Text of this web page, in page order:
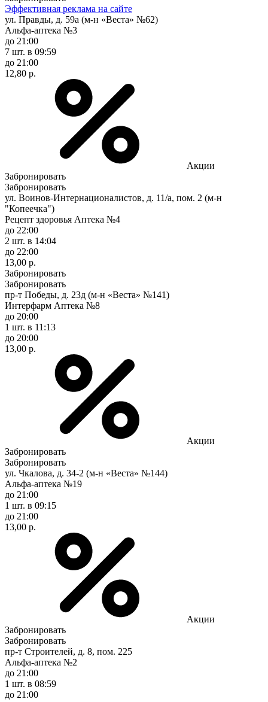
Эффективная реклама на сайте
ул. Правды, д. 59а (м-н «Веста» №62)
Альфа-аптека №3
до 21:00
7 шт. в 09:59
до 21:00
12,80 р.
Акции
Забронировать
Забронировать
ул. Воинов-Интернационалистов, д. 11/а, пом. 2 (м-н
"Копеечка")
Рецепт здоровья Аптека №4
до 22:00
2 шт. в 14:04
до 22:00
13,00 р.
Забронировать
Забронировать
пр-т Победы, д. 23д (м-н «Веста» №141)
Интерфарм Аптека №8
до 20:00
1 шт. в 11:13
до 20:00
13,00 р.
Акции
Забронировать
Забронировать
ул. Чкалова, д. 34-2 (м-н «Веста» №144)
Альфа-аптека №19
до 21:00
1 шт. в 09:15
до 21:00
13,00 р.
Акции
Забронировать
Забронировать
пр-т Строителей, д. 8, пом. 225
Альфа-аптека №2
до 21:00
1 шт. в 08:59
до 21:00